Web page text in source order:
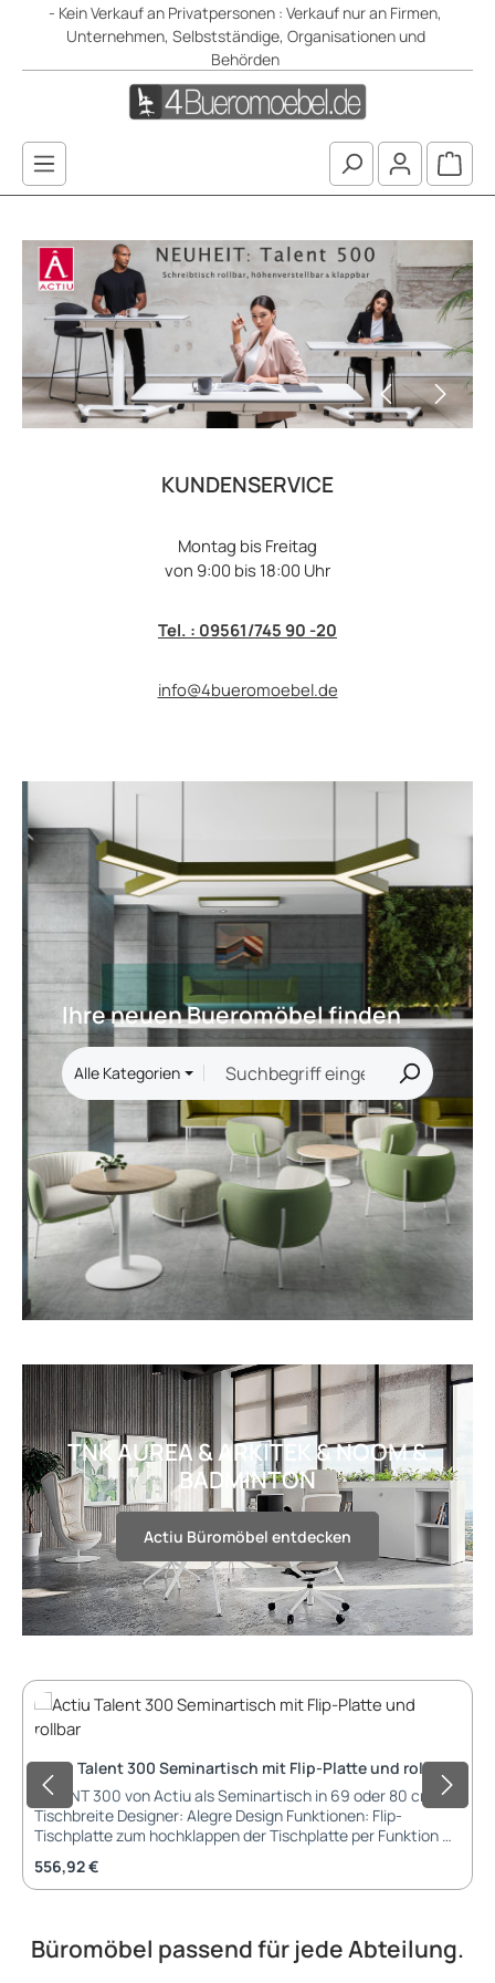
Zum Hauptinhalt springen
- Kein Verkauf an Privatpersonen : Verkauf nur an Firmen,
Unternehmen, Selbstständige, Organisationen und
Behörden
Bildergalerie überspringen
Mehr erfahren
KUNDENSERVICE
Montag bis Freitag
von 9:00 bis 18:00 Uhr
Tel. : 09561/745 90 -20
info@4bueromoebel.de
Ihre neuen Bueromöbel finden
Alle Kategorien
TNK AUREA &amp; ARKITEK &amp; NOOM &amp;
TNK AUREA & ARKITEK & NOOM &
BADMINTON
Actiu Büromöbel entdecken
Produktgalerie überspringen
Actiu Talent 300 Seminartisch mit Flip-Platte und rollbar
TALENT 300 von Actiu als Seminartisch in 69 oder 80 cm
Tischbreite Designer: Alegre Design Funktionen: Flip-
Tischplatte zum hochklappen der Tischplatte per Funktion 22
Gestell mit Rollen zum einfachen Bewegen von A nach B
Klapptisch mit Verriegelungs- / Entriegelungssystem
Spritzwinkel in weiß oder schwarz mit einer Epoxy-
Regulärer Preis:
556,92 €
Büromöbel passend für jede Abteilung.